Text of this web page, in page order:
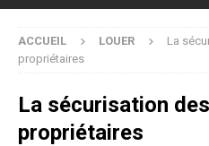
ACCUEIL LOUER
La
propriétaires
La sécurisation
propriétaires